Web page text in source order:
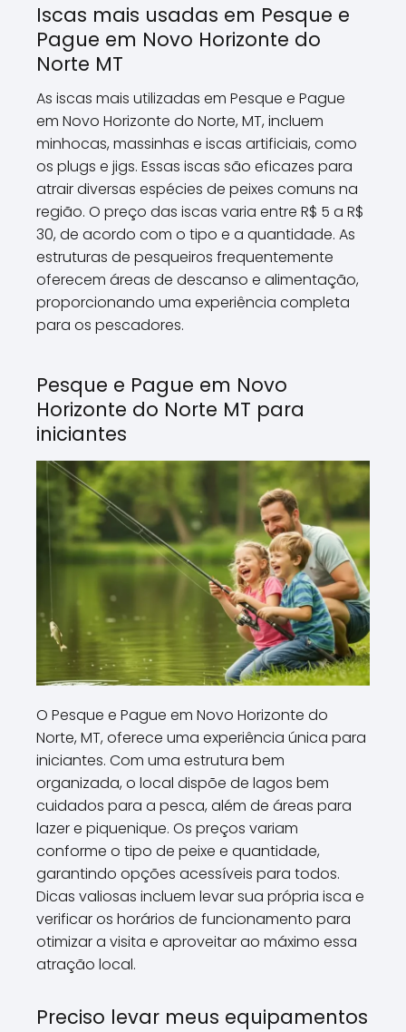
Iscas mais usadas em Pesque e
Pague em Novo Horizonte do
Norte MT
As iscas mais utilizadas em Pesque e Pague
em Novo Horizonte do Norte, MT, incluem
minhocas, massinhas e iscas artificiais, como
os plugs e jigs. Essas iscas são eficazes para
atrair diversas espécies de peixes comuns na
região. O preço das iscas varia entre R$ 5 a R$
30, de acordo com o tipo e a quantidade. As
estruturas de pesqueiros frequentemente
oferecem áreas de descanso e alimentação,
proporcionando uma experiência completa
para os pescadores.
Pesque e Pague em Novo
Horizonte do Norte MT para
iniciantes
O Pesque e Pague em Novo Horizonte do
Norte, MT, oferece uma experiência única para
iniciantes. Com uma estrutura bem
organizada, o local dispõe de lagos bem
cuidados para a pesca, além de áreas para
lazer e piquenique. Os preços variam
conforme o tipo de peixe e quantidade,
garantindo opções acessíveis para todos.
Dicas valiosas incluem levar sua própria isca e
verificar os horários de funcionamento para
otimizar a visita e aproveitar ao máximo essa
atração local.
Preciso levar meus equipamentos